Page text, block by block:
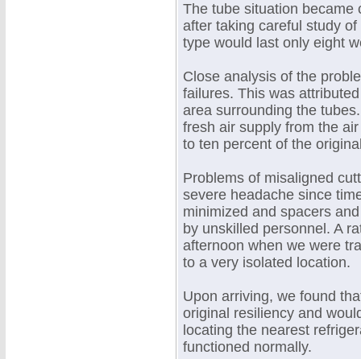
The tube situation became
after taking careful study
type would last only eight
Close analysis of the
failures. This was
area surrounding the
fresh air supply from the
to ten percent of the
Problems of misaligned
severe headache since
minimized and spacers
by unskilled personnel. A
afternoon when we were
to a very isolated location.
Upon arriving, we found
original resiliency and
locating the nearest
functioned normally.